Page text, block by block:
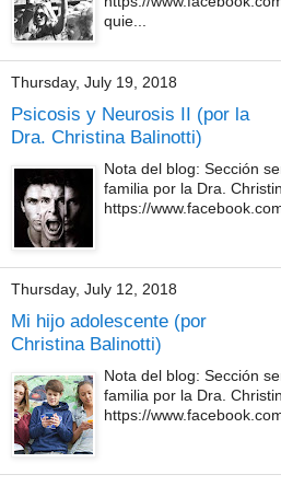
quie...
Thursday, July 19, 2018
Psicosis y Neurosis II (por la
Dra. Christina Balinotti)
Nota del blog: Sección
familia por la Dra.
https://
Thursday, July 12, 2018
Mi hijo adolescente (por
Christina Balinotti)
Nota del blog: Sección
familia por la Dra.
https://